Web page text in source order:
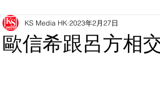
歐信希跟呂方相
KS Media HK 2023年2月27日